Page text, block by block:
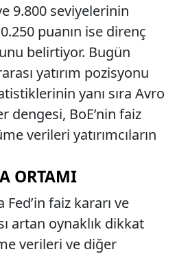
9.800 seviyelerinin
puanın ise direnç
belirtiyor. Bugün
yatırım pozisyonu
yanı sıra Avro
dengesi, BoE’nin faiz
verileri yatırımcıların
ORTAMI
faiz kararı ve
artan oynaklık dikkat
verileri ve diğer